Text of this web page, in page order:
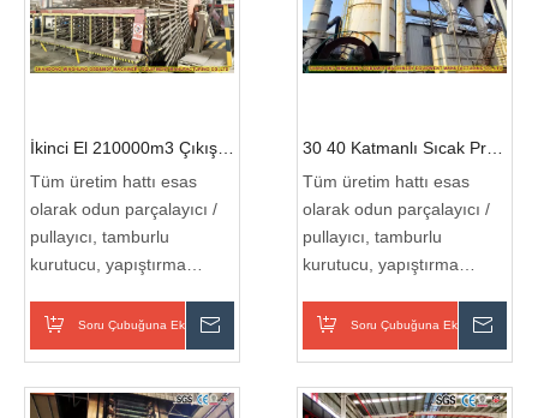
İkinci El 210000m3 Çıkışlı
MDF HDF Sunta Üretim
Tüm üretim hattı esas
olarak odun parçalayıcı /
pullayıcı, tamburlu
kurutucu, yapıştırma
makinesi, ön baskı
makinesi, kesme makinesi,
makinesini içerir ve bu
Soru Çubuğuna Ekle
30 40 Katmanlı Sıcak Pres
ile Kullanılan 210000cbm
HDF Üretim Hattı
Tüm üretim hattı esas
olarak odun parçalayıcı /
pullayıcı, tamburlu
kurutucu, yapıştırma
makinesi, ön baskı
makinesi, kesme makinesi,
makinesini içerir ve bu
Soru Çubuğuna Ekle